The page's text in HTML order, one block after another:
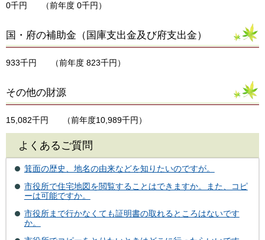
0千円 （前年度 0千円）
国・府の補助金（国庫支出金及び府支出金）
933千円 （前年度 823千円）
その他の財源
15,082千円 （前年度10,989千円）
よくあるご質問
箕面の歴史、地名の由来などを知りたいのですが。
市役所で住宅地図を閲覧することはできますか。また、コピ
ーは可能ですか。
市役所まで行かなくても証明書の取れるところはないです
か。